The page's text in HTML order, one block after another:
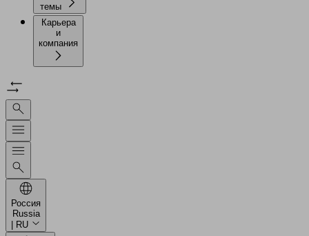
темы
Карьера
и
компания
Россия
Russia
| RU